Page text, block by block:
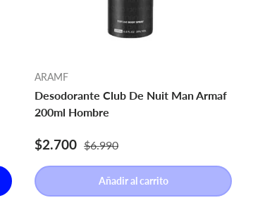
ARAMF
Desodorante Club De Nuit Man Armaf
200ml Hombre
Precio de venta
$2.700 Precio normal
$6.990
Añadir al carrito